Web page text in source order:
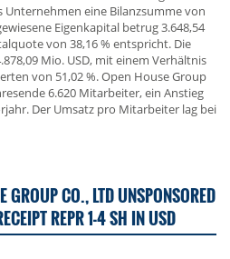
Unternehmen eine Bilanzsumme von
Eigenkapital betrug 3.648,54
von 38,16 % entspricht. Die
Mio. USD, mit einem Verhältnis
von 51,02 %. Open House Group
6.620 Mitarbeiter, ein Anstieg
Der Umsatz pro Mitarbeiter lag bei
GROUP CO., LTD UNSPONSORED
REPR 1-4 SH IN USD